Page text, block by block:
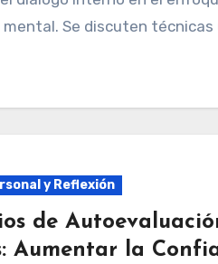
Se discuten técnicas
y Reflexión
de
Aumentar la